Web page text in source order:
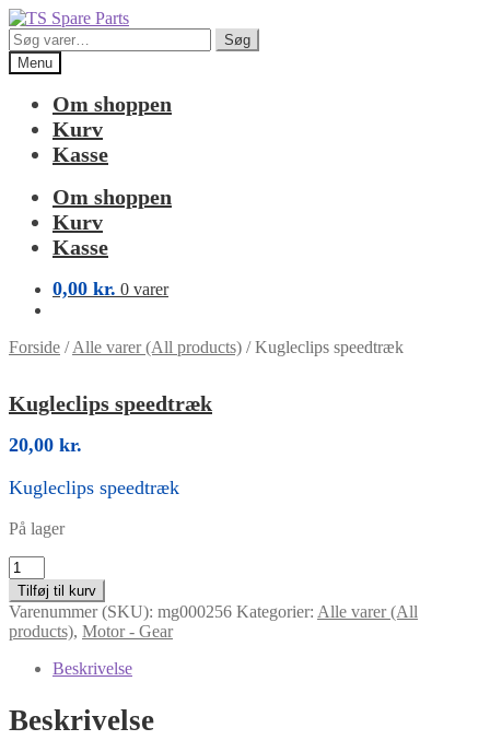
Spring
til
navigation
Spring
til
indhold
Søg
efter:
Søg
Menu
Om shoppen
Kurv
Kasse
Om shoppen
Kurv
Kasse
0,00 kr. 0 varer
Forside /Alle varer (All products) /Kugleclips speedtræk
Kugleclips speedtræk
20,00 kr.
Kugleclips speedtræk
På lager
Kugleclips
speedtræk
antal
Tilføj til kurv
Varenummer (SKU): mg000256 Kategorier: Alle varer (All
products), Motor - Gear
Beskrivelse
Beskrivelse